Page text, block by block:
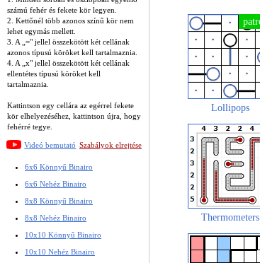
számú fehér és fekete kör legyen.
2. Kettőnél több azonos színű kör nem
lehet egymás mellett.
3. A „=" jellel összekötött két cellának
azonos típusú köröket kell tartalmaznia.
4. A „x" jellel összekötött két cellának
ellentétes típusú köröket kell
tartalmaznia.
Kattintson egy cellára az egérrel fekete
kör elhelyezéséhez, kattintson újra, hogy
fehérré tegye.
Videó bemutató Szabályok elrejtése
6x6 Könnyű Binairo
6x6 Nehéz Binairo
8x8 Könnyű Binairo
8x8 Nehéz Binairo
10x10 Könnyű Binairo
10x10 Nehéz Binairo
Lollipops
Thermometers